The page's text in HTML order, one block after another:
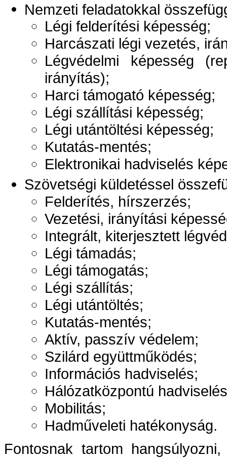
Nemzeti feladatokkal
Légi felderítési képesség;
Harcászati légi vezetés,
Légvédelmi képesség
irányítás);
Harci támogató képesség;
Légi szállítási képesség;
Légi utántöltési képesség;
Kutatás-mentés;
Elektronikai hadviselés
Szövetségi küldetéssel
Felderítés, hírszerzés;
Vezetési, irányítási
Integrált, kiterjesztett
Légi támadás;
Légi támogatás;
Légi szállítás;
Légi utántöltés;
Kutatás-mentés;
Aktív, passzív védelem;
Szilárd együttműködés;
Információs hadviselés;
Hálózatközpontú
Mobilitás;
Hadműveleti hatékonyság.
Fontosnak tartom